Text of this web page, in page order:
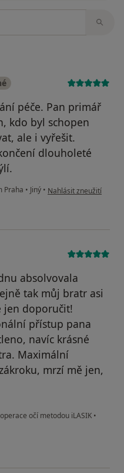
péče. Pan primář
kdo byl schopen
ale i vyřešit.
dlouholeté
Praha • Jiný • podle názoru uživatele
Nahlásit zneužití
absolvovala
tak můj bratr asi
jen doporučit!
přístup pana
navíc krásné
Maximální
mrzí mě jen,
očí metodou iLASIK •